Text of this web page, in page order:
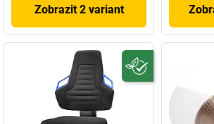
Zobrazit 2 variant